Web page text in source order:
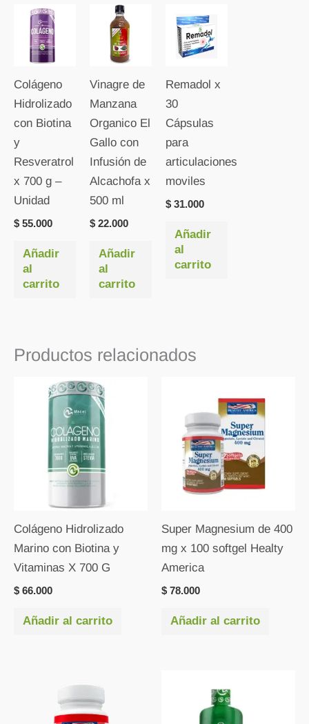
Colágeno
Hidrolizado
con Biotina
y
Resveratrol
x 700 g –
Unidad
$ 55.000
Añadir
al
carrito
Vinagre de
Manzana
Organico El
Gallo con
Infusión de
Alcachofa x
500 ml
$22.000
Añadir
al
carrito
Remadol x
30
Cápsulas
para
articulaciones
moviles
$31.000
Añadir
al
carrito
Productos relacionados
Colágeno Hidrolizado
Marino con Biotina y
Vitaminas X 700 G
$ 66.000
Añadir al carrito
Super Magnesium de 400
mg x 100 softgel Healty
America
$ 78.000
Añadir al carrito